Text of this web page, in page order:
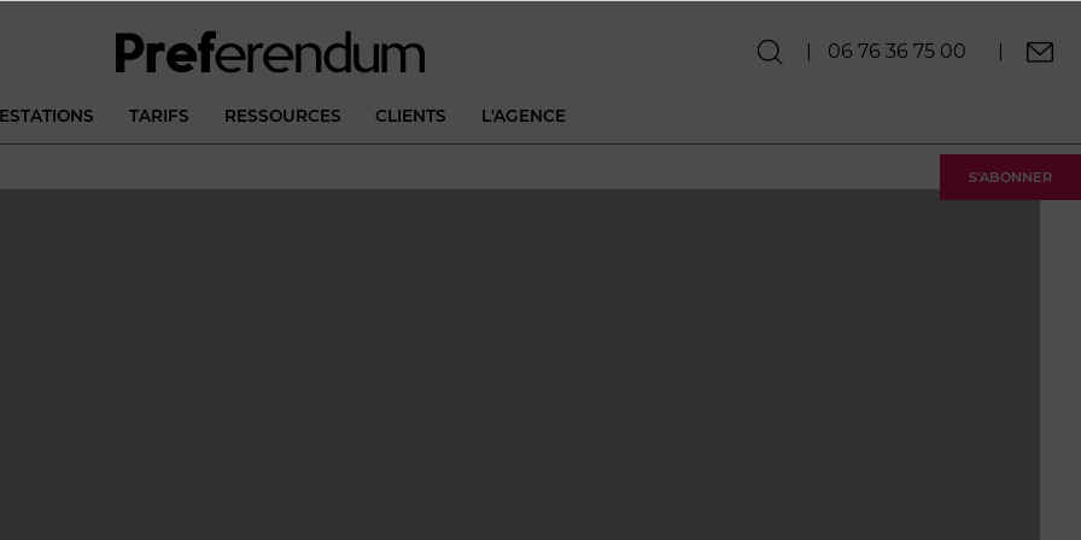
TARIFS RESSOURCES CLIENTS L'AGENCE
06 76 36 75 00
S'ABONNER